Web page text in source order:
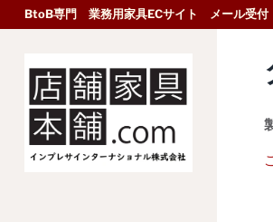
BtoB専門 業務用家具ECサイト メール受